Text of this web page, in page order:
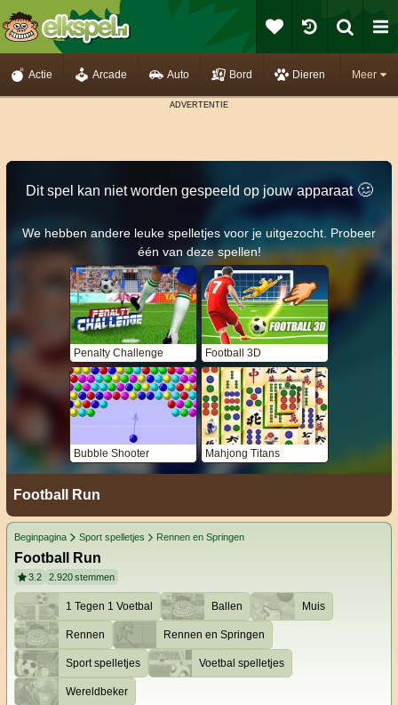
Meer
Actie Arcade Auto Bord Dieren
Dit spel kan niet worden gespeeld op jouw apparaat 🥴️
We hebben andere leuke spelletjes voor je uitgezocht. Probeer
één van deze spellen!
Penalty Challenge Football 3D
Bubble Shooter Mahjong Titans
Football Run
Beginpagina Sport spelletjes Rennen en Springen
Football Run
3.2 2.920stemmen
1 Tegen 1 Voetbal Ballen Muis
Rennen Rennen en Springen
Sport spelletjes Voetbal spelletjes
Wereldbeker